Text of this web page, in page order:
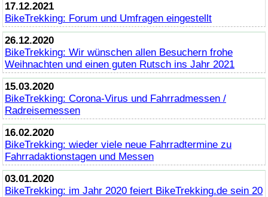
17.12.2021
BikeTrekking: Forum und Umfragen eingestellt
26.12.2020
BikeTrekking: Wir wünschen allen Besuchern frohe
Weihnachten und einen guten Rutsch ins Jahr 2021
15.03.2020
BikeTrekking: Corona-Virus und Fahrradmessen /
Radreisemessen
16.02.2020
BikeTrekking: wieder viele neue Fahrradtermine zu
Fahrradaktionstagen und Messen
03.01.2020
BikeTrekking: im Jahr 2020 feiert BikeTrekking.de sein 20